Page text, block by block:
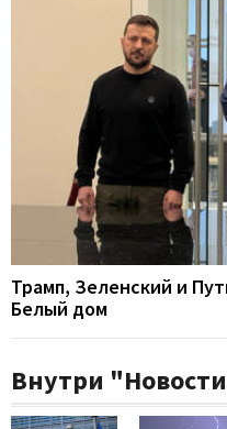
Трамп, Зеленский и
Белый дом
Внутри